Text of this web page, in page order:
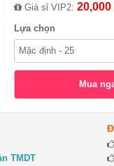
Giá sỉ VIP2: 20,000
Lựa chọn
TMDT